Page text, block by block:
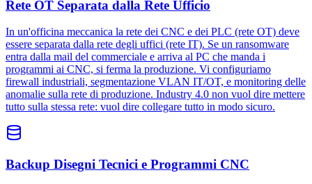
Rete OT Separata dalla Rete Ufficio
In un'officina meccanica la rete dei CNC e dei PLC (rete OT) deve
essere separata dalla rete degli uffici (rete IT). Se un ransomware
entra dalla mail del commerciale e arriva al PC che manda i
programmi ai CNC, si ferma la produzione. Vi configuriamo
firewall industriali, segmentazione VLAN IT/OT, e monitoring delle
anomalie sulla rete di produzione. Industry 4.0 non vuol dire mettere
tutto sulla stessa rete: vuol dire collegare tutto in modo sicuro.
Backup Disegni Tecnici e Programmi CNC